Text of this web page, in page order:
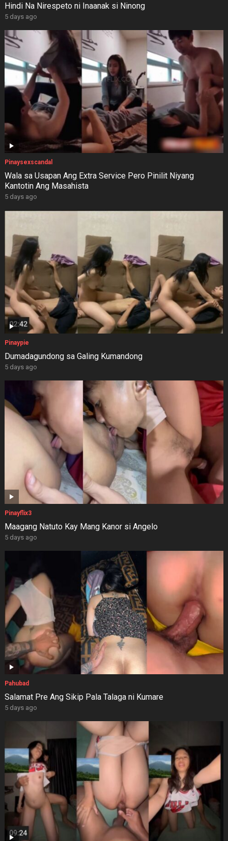
Hindi Na Nirespeto ni Inaanak si Ninong
5 days ago
Pinaysexscandal
Wala sa Usapan Ang Extra Service Pero Pinilit Niyang
Kantotin Ang Masahista
5 days ago
Pinaypie
Dumadagundong sa Galing Kumandong
5 days ago
Pinayflix3
Maagang Natuto Kay Mang Kanor si Angelo
5 days ago
Pahubad
Salamat Pre Ang Sikip Pala Talaga ni Kumare
5 days ago